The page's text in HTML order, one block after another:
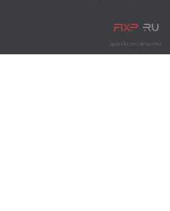
ДИЗАЙН И РАЗРАБОТКА